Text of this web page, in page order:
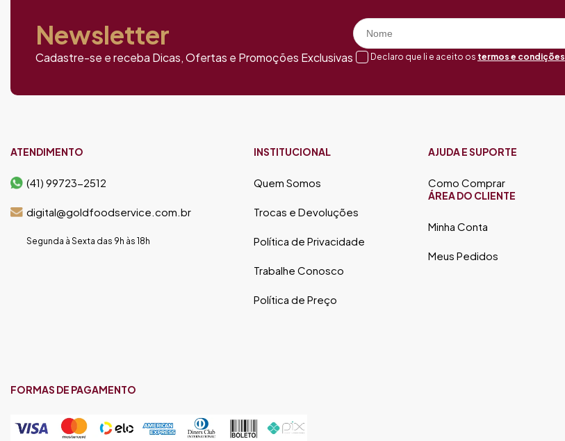
Newsletter
Cadastre-se e receba Dicas, Ofertas e Promoções Exclusivas Declaro que li e aceito os termos e condições
ATENDIMENTO
(41) 99723-2512
digital@goldfoodservice.com.br
Segunda à Sexta das 9h às 18h
INSTITUCIONAL
Quem Somos
Trocas e Devoluções
Política de Privacidade
Trabalhe Conosco
Política de Preço
AJUDA E SUPORTE
Como Comprar
ÁREA DO CLIENTE
Minha Conta
Meus Pedidos
FORMAS DE PAGAMENTO